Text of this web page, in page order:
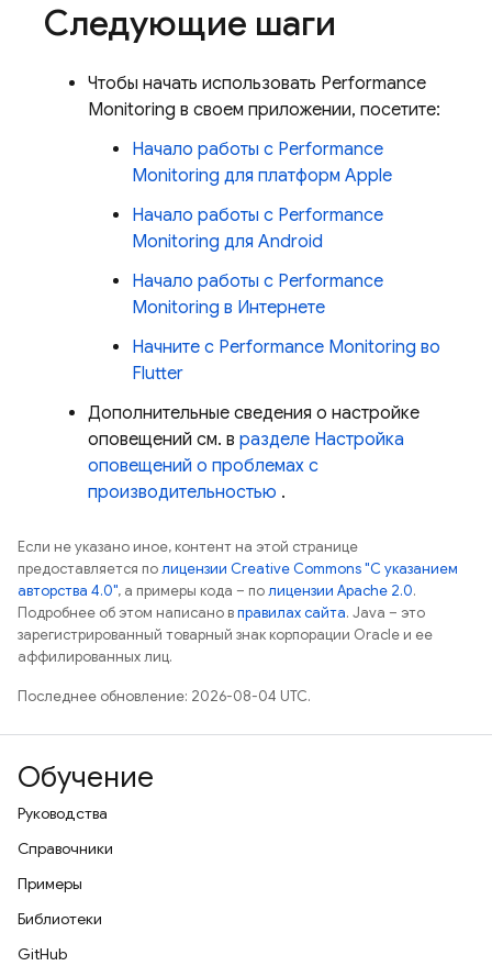
Следующие шаги
Чтобы начать использовать Performance
Monitoring в своем приложении, посетите:
Начало работы с Performance
Monitoring для платформ Apple
Начало работы с Performance
Monitoring для Android
Начало работы с Performance
Monitoring в Интернете
Начните с Performance Monitoring во
Flutter
Дополнительные сведения о настройке
оповещений см. в разделе Настройка
оповещений о проблемах с
производительностью .
Если не указано иное, контент на этой странице
предоставляется полицензии Creative Commons "С указанием
авторства 4.0", а примеры кода – полицензии Apache 2.0.
Подробнее об этом написано вправилах сайта. Java – это
зарегистрированный товарный знак корпорации Oracle и ее
аффилированных лиц.
Последнее обновление: 2026-08-04 UTC.
Обучение
Руководства
Справочники
Примеры
Библиотеки
GitHub